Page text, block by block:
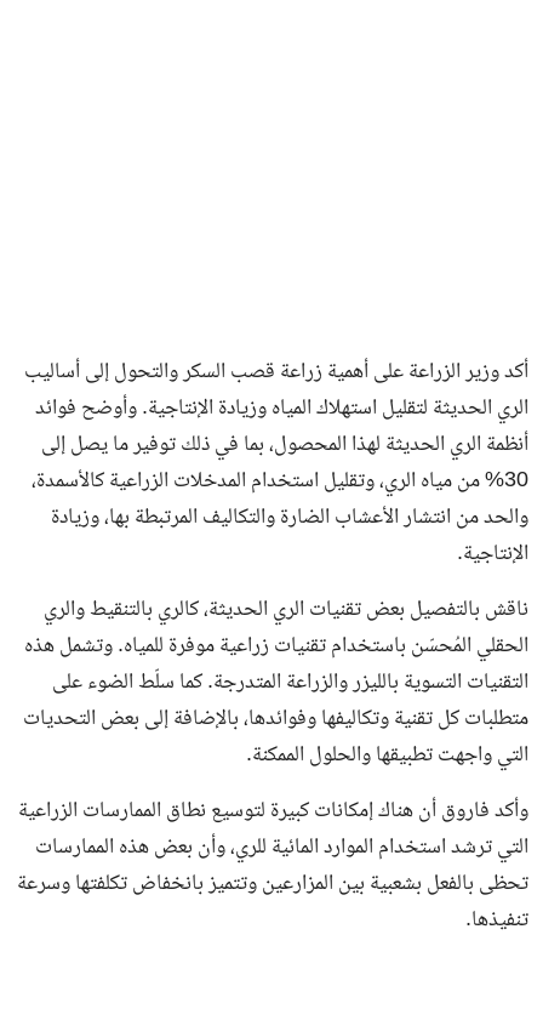
أكد وزير الزراعة على أهمية زراعة قصب السكر والتحول إلى أساليب
الري الحديثة لتقليل استهلاك المياه وزيادة الإنتاجية. وأوضح فوائد
أنظمة الري الحديثة لهذا المحصول، بما في ذلك توفير ما يصل إلى
30% من مياه الري، وتقليل استخدام المدخلات الزراعية كالأسمدة،
والحد من انتشار الأعشاب الضارة والتكاليف المرتبطة بها، وزيادة
الإنتاجية.
ناقش بالتفصيل بعض تقنيات الري الحديثة، كالري بالتنقيط والري
الحقلي المُحسّن باستخدام تقنيات زراعية موفرة للمياه. وتشمل هذه
التقنيات التسوية بالليزر والزراعة المتدرجة. كما سلّط الضوء على
متطلبات كل تقنية وتكاليفها وفوائدها، بالإضافة إلى بعض التحديات
التي واجهت تطبيقها والحلول الممكنة.
وأكد فاروق أن هناك إمكانات كبيرة لتوسيع نطاق الممارسات الزراعية
التي ترشد استخدام الموارد المائية للري، وأن بعض هذه الممارسات
تحظى بالفعل بشعبية بين المزارعين وتتميز بانخفاض تكلفتها وسرعة
تنفيذها.